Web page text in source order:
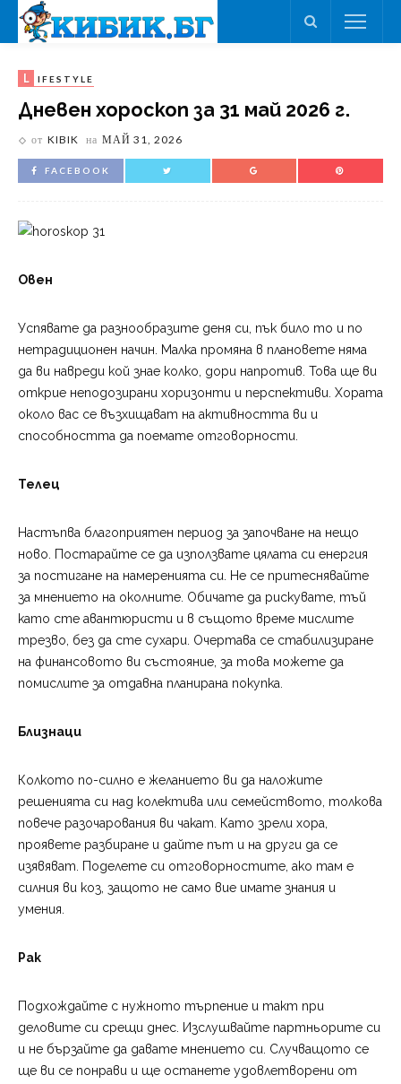
L IFESTYLE
Дневен хороскоп за 31 май 2026 г.
от KIBIK на МАЙ 31, 2026
FACEBOOK
Овен
Успявате да разнообразите деня си, пък било то и по
нетрадиционен начин. Малка промяна в плановете няма
да ви навреди кой знае колко, дори напротив. Това ще ви
открие неподозирани хоризонти и перспективи. Хората
около вас се възхищават на активността ви и
способността да поемате отговорности.
Телец
Настъпва благоприятен период за започване на нещо
ново. Постарайте се да използвате цялата си енергия
за постигане на намеренията си. Не се притеснявайте
за мнението на околните. Обичате да рискувате, тъй
като сте авантюристи и в същото време мислите
трезво, без да сте сухари. Очертава се стабилизиране
на финансовото ви състояние, за това можете да
помислите за отдавна планирана покупка.
Близнаци
Колкото по-силно е желанието ви да наложите
решенията си над колектива или семейството, толкова
повече разочарования ви чакат. Като зрели хора,
проявете разбиране и дайте път и на други да се
изявяват. Поделете си отговорностите, ако там е
силния ви коз, защото не само вие имате знания и
умения.
Рак
Подхождайте с нужното търпение и такт при
деловите си срещи днес. Изслушвайте партньорите си
и не бързайте да давате мнението си. Случващото се
ще ви се понрави и ще останете удовлетворени от